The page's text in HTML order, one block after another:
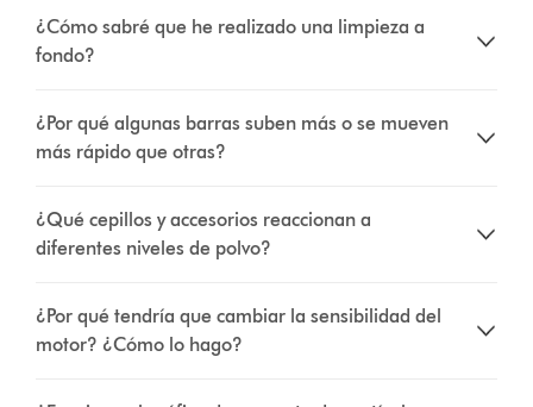
¿Cómo sabré que he realizado una limpieza a
fondo?
¿Por qué algunas barras suben más o se mueven
más rápido que otras?
¿Qué cepillos y accesorios reaccionan a
diferentes niveles de polvo?
¿Por qué tendría que cambiar la sensibilidad del
motor? ¿Cómo lo hago?